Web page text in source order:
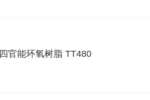
四官能环氧树脂 TT480